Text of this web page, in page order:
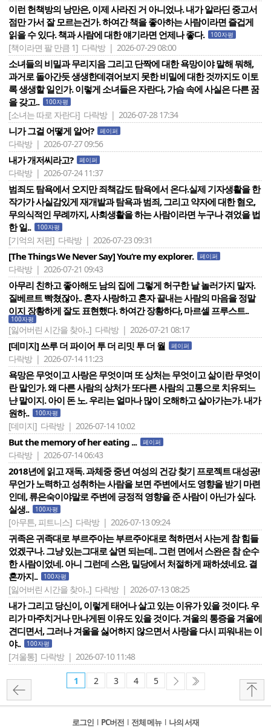
이런 헌책방의 낭만은, 이제 사라진 거 아니었나. 내가 알라딘 중고서
점만 가서 잘 모르는건가. 하여간 책을 좋아하는 사람이라면 즐겁게
읽을 수 있다. 책과 사람에 대한 얘기라면 언제나 좋다.
100자평
[책이라면 팔 만큼 1] 다락방 | 2026-07-29 08:00
소녀들의 비밀과 무리지음 그리고 단짝에 대한 욕망이야 말해 뭐해,
과거로 돌아간듯 생생한데겪어보지 못한 비밀에 대한 것까지도 이토
록 생생할 일인가. 이렇게 소녀들은 자란다, 가슴 속에 사실은 다른 꿈
을 갖고..
100자평
[소녀는 따로 자란다] 다락방 | 2026-07-28 17:34
니가 그걸 어떻게 알어? 페이퍼
다락방 | 2026-07-27 09:56
내가 개저씨라고? 페이퍼
다락방 | 2026-07-24 11:37
범죄도 탐욕에서 오지만 죄책감도 탐욕에서 온다.실제 기자생활을 한
작가가 사실감있게 재개발과 탐욕과 범죄, 그리고 약자에 대한 혐오,
무의식적인 무례까지, 사회생활을 하는 사람이라면 누구나 겪었을 법
한 일..
100자평
[기억의 저편] 다락방 | 2026-07-23 09:31
[The Things We Never Say] You‘re my explorer. 페이퍼
다락방 | 2026-07-21 09:43
아무리 친하고 좋아해도 남의 집에 그렇게 허구한 날 놀러가지 말자.
질베르트 빡쳤잖아.. 혼자 사랑하고 혼자 끝내는 사람의 마음을 정말
이지 장황하게 잘도 표현했다. 하여간 장황하다, 마르셀 프루스트..
100자평
[잃어버린 시간을 찾아..] 다락방 | 2026-07-21 08:17
[데미지] 쓰루 더 파이어 투 더 리밋 투 더 월 페이퍼
다락방 | 2026-07-14 11:23
욕망은 무엇이고 사랑은 무엇이며 또 상처는 무엇이고 삶이란 무엇이
란 말인가. 왜 다른 사람의 상처가 또다른 사람의 고통으로 치유되느
냔 말이지. 아이 돈 노. 우리는 얼마나 많이 오해하고 살아가는가. 내가
원하..
100자평
[데미지] 다락방 | 2026-07-14 10:02
But the memory of her eating ... 페이퍼
다락방 | 2026-07-14 06:43
2018년에 읽고 재독. 과체중 중년 여성의 건강 찾기 프로젝트 대성공!
무언가 노력하고 성취하는 사람을 보면 주변에서도 영향을 받기 마련
인데, 류은숙이야말로 주변에 긍정적 영향을 준 사람이 아닌가 싶다.
실생..
100자평
[아무튼, 피트니스] 다락방 | 2026-07-13 09:24
귀족은 귀족대로 부르주아는 부르주아대로 척하면서 사는게 참 힘들
었겠구나. 그냥 있는그대로 살면 되는데.. 그런 면에서 스완은 참 순수
한 사람이었네. 아니 그런데 스완, 밀당에서 처절하게 패하셨네요. 결
혼까지..
100자평
[잃어버린 시간을 찾아..] 다락방 | 2026-07-13 08:25
내가 그리고 당신이, 이렇게 태어나 살고 있는 이유가 있을 것이다. 우
리가 마주치거나 만나게된 이유도 있을 것이다. 겨울의 통증을 겨울에
견디면서, 그러나 겨울을 싫어하지 않으면서 사랑을 다시 피워내는 이
야..
100자평
[겨울통] 다락방 | 2026-07-10 11:48
1 2 3 4 5
로그인 l PC버전 l 전체 메뉴 l 나의 서재